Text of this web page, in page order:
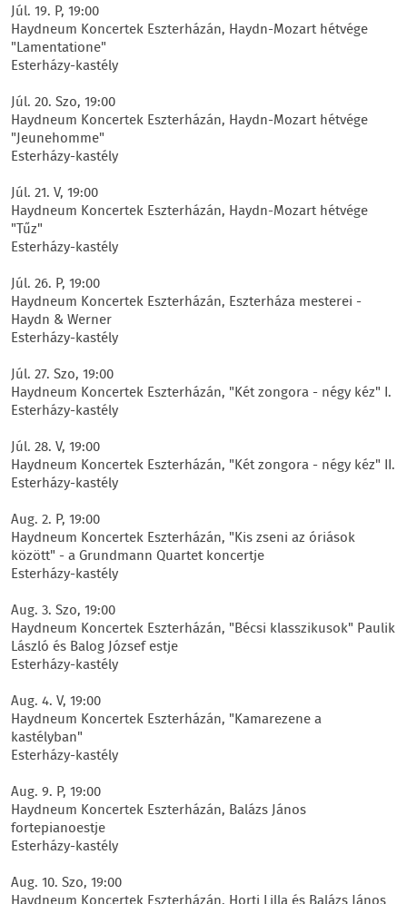
Júl. 19. P, 19:00
Haydneum Koncertek Eszterházán, Haydn-Mozart hétvége
"Lamentatione"
Esterházy-kastély
Júl. 20. Szo, 19:00
Haydneum Koncertek Eszterházán, Haydn-Mozart hétvége
"Jeunehomme"
Esterházy-kastély
Júl. 21. V, 19:00
Haydneum Koncertek Eszterházán, Haydn-Mozart hétvége
"Tűz"
Esterházy-kastély
Júl. 26. P, 19:00
Haydneum Koncertek Eszterházán, Eszterháza mesterei -
Haydn & Werner
Esterházy-kastély
Júl. 27. Szo, 19:00
Haydneum Koncertek Eszterházán, "Két zongora - négy kéz" I.
Esterházy-kastély
Júl. 28. V, 19:00
Haydneum Koncertek Eszterházán, "Két zongora - négy kéz" II.
Esterházy-kastély
Aug. 2. P, 19:00
Haydneum Koncertek Eszterházán, "Kis zseni az óriások
között" - a Grundmann Quartet koncertje
Esterházy-kastély
Aug. 3. Szo, 19:00
Haydneum Koncertek Eszterházán, "Bécsi klasszikusok" Paulik
László és Balog József estje
Esterházy-kastély
Aug. 4. V, 19:00
Haydneum Koncertek Eszterházán, "Kamarezene a
kastélyban"
Esterházy-kastély
Aug. 9. P, 19:00
Haydneum Koncertek Eszterházán, Balázs János
fortepianoestje
Esterházy-kastély
Aug. 10. Szo, 19:00